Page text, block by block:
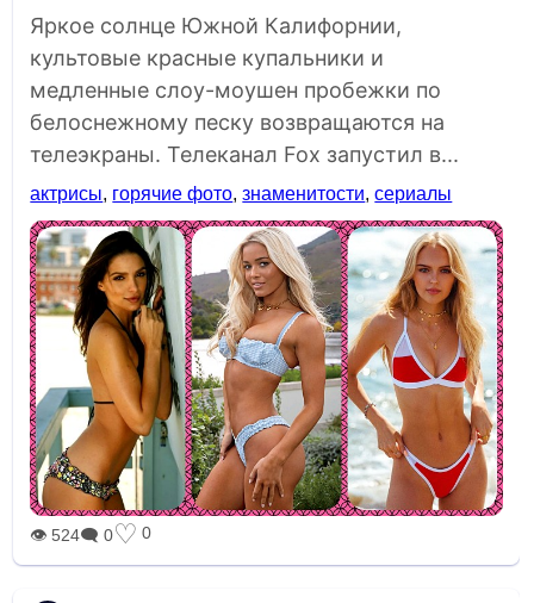
Яркое солнце Южной Калифорнии,
культовые красные купальники и
медленные слоу-моушен пробежки по
белоснежному песку возвращаются на
телеэкраны. Телеканал Fox запустил в...
актрисы, горячие фото,знаменитости,сериалы
👁 524🗨 0♡ 0